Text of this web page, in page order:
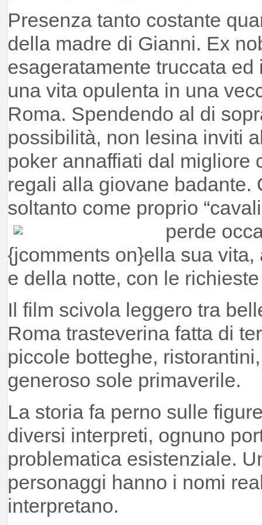
Presenza tanto costante
della madre di Gianni. Ex
esageratamente truccata
una vita opulenta in una
Roma. Spendendo al di
possibilità, non lesina inviti
poker annaffiati dal migliore
regali alla giovane badante.
soltanto come proprio
perde
{jcomments on}ella sua
e della notte, con le
Il film scivola leggero tra
Roma trasteverina fatta di
piccole botteghe,
generoso sole primaverile.
La storia fa perno sulle
diversi interpreti, ognuno
problematica esistenziale.
personaggi hanno i nomi
interpretano.